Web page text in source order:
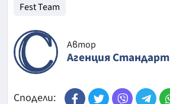
Fest Team
Автор
Агенция Стандарт
Сподели: